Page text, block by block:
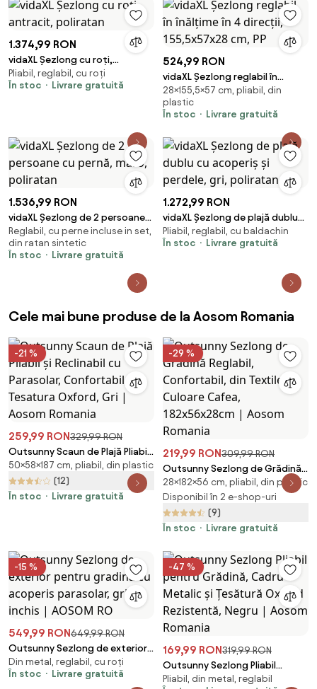
1.374,99 RON
vidaXL Șezlong cu roți,
antracit, poliratan
Pliabil, reglabil, cu roți
În stoc
Livrare gratuită
524,99 RON
vidaXL Șezlong reglabil în
înălțime în 4 direcții,
155,5x57x28 cm, PP
28×155,5×57 cm, pliabil, din
plastic
În stoc
Livrare gratuită
1.536,99 RON
vidaXL Șezlong de 2 persoane
cu pernă, maro, poliratan
Reglabil, cu perne incluse in set,
din ratan sintetic
În stoc
Livrare gratuită
1.272,99 RON
vidaXL Șezlong de plajă dublu
cu acoperiș și perdele, gri,
poliratan
Pliabil, reglabil, cu baldachin
În stoc
Livrare gratuită
Cele mai bune produse de la Aosom Romania
-21 %
259,99 RON329,99 RON
Outsunny Scaun de Plajă Pliabil
și Reclinabil cu Parasolar,
Confortabil, în Tesatura
Oxford, Gri | Aosom Romania
50×58×187 cm, pliabil, din plastic
(12)
În stoc
Livrare gratuită
-29 %
219,99 RON309,99 RON
Outsunny Sezlong de Grădină
Reglabil, Confortabil, din
Textilena, Culoare Cafea,
182x56x28cm | Aosom Romania
28×182×56 cm, pliabil, din plastic
Disponibil în 2 e-shop-uri
(9)
În stoc
Livrare gratuită
-15 %
549,99 RON649,99 RON
Outsunny Sezlong de exterior
pentru gradina cu acoperis
parasolar, gri inchis | AOSOM
Din metal, reglabil, cu roți
În stoc
Livrare gratuită
-47 %
169,99 RON319,99 RON
Outsunny Sezlong Pliabil
pentru Grădină, Cadru Metalic
Pliabil, din metal, reglabil